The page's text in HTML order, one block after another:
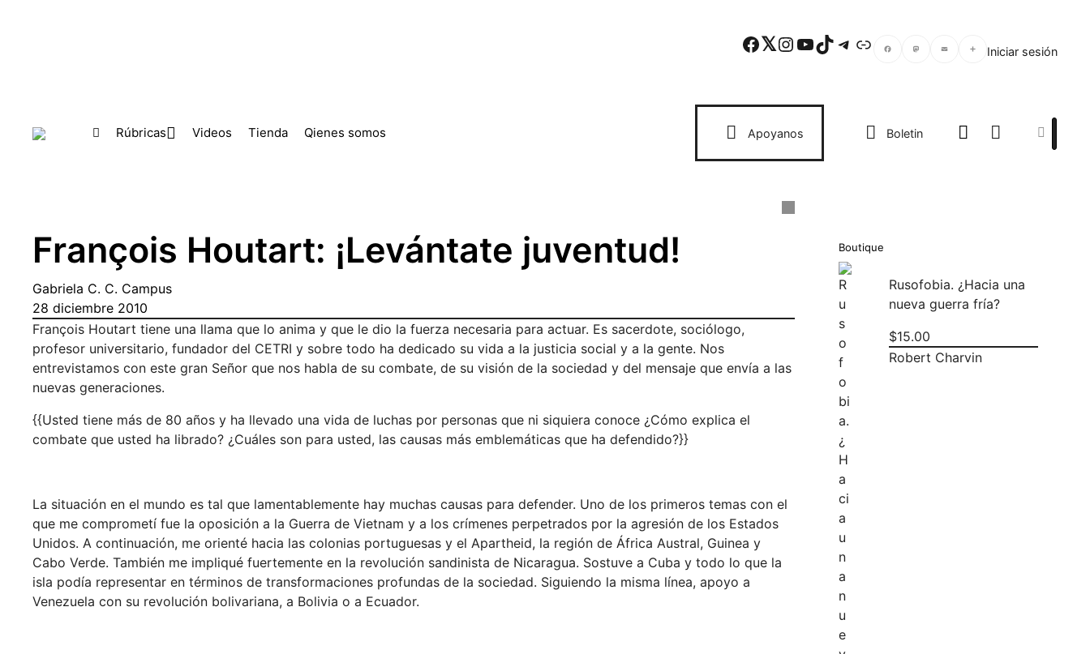
Facebook Twitter Instagram YouTube TikTok Telegram Enlace Iniciar sesión
Rúbricas Videos Tienda Qienes somos Apoyanos Boletin
François Houtart: ¡Levántate juventud!
Gabriela C. C. Campus
28 diciembre 2010
François Houtart tiene una llama que lo anima y que le dio la fuerza necesaria para actuar. Es sacerdote, sociólogo,
profesor universitario, fundador del CETRI y sobre todo ha dedicado su vida a la justicia social y a la gente. Nos
entrevistamos con este gran Señor que nos habla de su combate, de su visión de la sociedad y del mensaje que envía a las
nuevas generaciones.
{{Usted tiene más de 80 años y ha llevado una vida de luchas por personas que ni siquiera conoce ¿Cómo explica el
combate que usted ha librado? ¿Cuáles son para usted, las causas más emblemáticas que ha defendido?}}
La situación en el mundo es tal que lamentablemente hay muchas causas para defender. Uno de los primeros temas con el
que me comprometí fue la oposición a la Guerra de Vietnam y a los crímenes perpetrados por la agresión de los Estados
Unidos. A continuación, me orienté hacia las colonias portuguesas y el Apartheid, la región de África Austral, Guinea y
Cabo Verde. También me impliqué fuertemente en la revolución sandinista de Nicaragua. Sostuve a Cuba y todo lo que la
isla podía representar en términos de transformaciones profundas de la sociedad. Siguiendo la misma línea, apoyo a
Venezuela con su revolución bolivariana, a Bolivia o a Ecuador.
Boutique
Rusofobia. ¿Hacia una
nueva guerra fría?
$15.00
Robert Charvin